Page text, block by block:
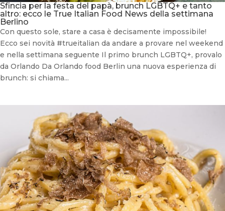
Sfincia per la festa del papà, brunch LGBTQ+ e tanto
altro: ecco le True Italian Food News della settimana
Berlino
Con questo sole, stare a casa è decisamente impossibile!
Ecco sei novità #trueitalian da andare a provare nel weekend
e nella settimana seguente Il primo brunch LGBTQ+, provalo
da Orlando Da Orlando food Berlin una nuova esperienza di
brunch: si chiama...